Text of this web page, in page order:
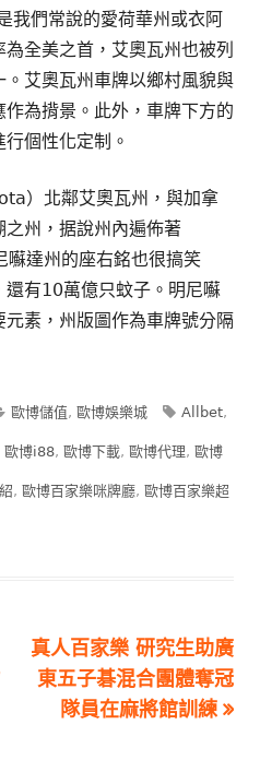
們常說的愛荷華州或衣阿
全美之首，艾奧瓦州也被列
艾奧瓦州車牌以鄉村風貌與
為揹景。此外，車牌下方的
個性化定制。
）北鄰艾奧瓦州，與加拿
州，据說州內遍佈著
達州的座右銘也很搞笑
有10萬億只蚊子。明尼囌
素，州版圖作為車牌號分隔
Categories
歐博儲值, 歐博娛樂城 Tags
Allbet,
歐博i88, 歐博下載, 歐博代理, 歐博
, 歐博百家樂咪牌廳, 歐博百家樂超
Next
article:
真人百家樂 研究生助廣
東五子碁混合團體奪冠
隊員在麻將館訓練